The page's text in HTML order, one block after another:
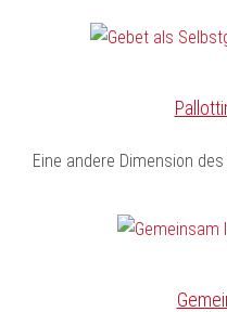
Eine andere Dimension